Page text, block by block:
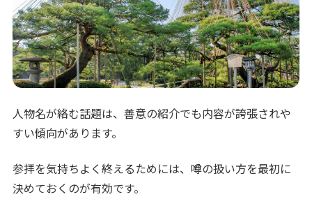
人物名が絡む話題は、善意の紹介でも内容が誇張されや
すい傾向があります。
参拝を気持ちよく終えるためには、噂の扱い方を最初に
決めておくのが有効です。